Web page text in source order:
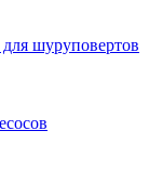
шуруповертов